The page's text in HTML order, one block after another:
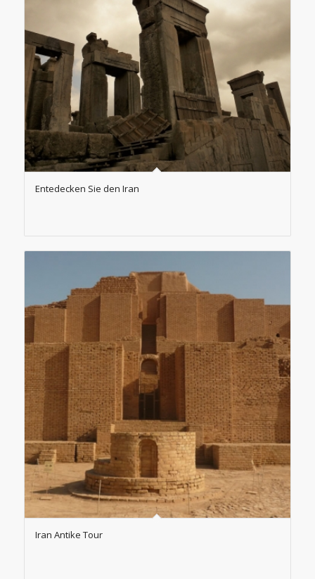
Entedecken Sie den Iran
Iran Antike Tour